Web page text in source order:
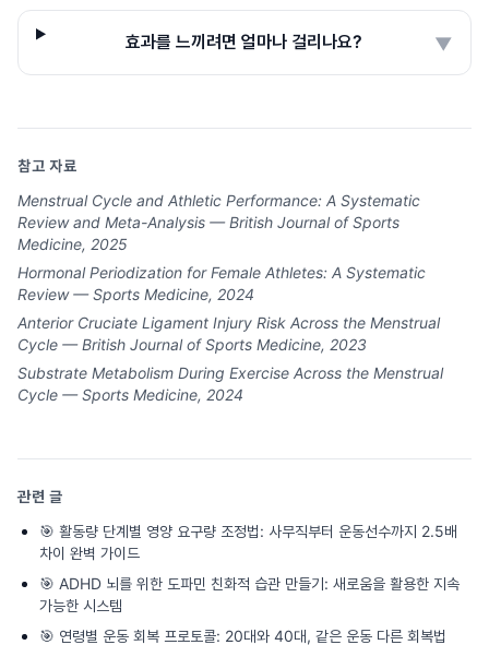
효과를 느끼려면 얼마나 걸리나요? ▼
참고 자료
Menstrual Cycle and Athletic Performance: A Systematic
Review and Meta-Analysis — British Journal of Sports
Medicine, 2025
Hormonal Periodization for Female Athletes: A Systematic
Review — Sports Medicine, 2024
Anterior Cruciate Ligament Injury Risk Across the Menstrual
Cycle — British Journal of Sports Medicine, 2023
Substrate Metabolism During Exercise Across the Menstrual
Cycle — Sports Medicine, 2024
관련 글
🎯 활동량 단계별 영양 요구량 조정법: 사무직부터 운동선수까지 2.5배
차이 완벽 가이드
🎯 ADHD 뇌를 위한 도파민 친화적 습관 만들기: 새로움을 활용한 지속
가능한 시스템
🎯 연령별 운동 회복 프로토콜: 20대와 40대, 같은 운동 다른 회복법